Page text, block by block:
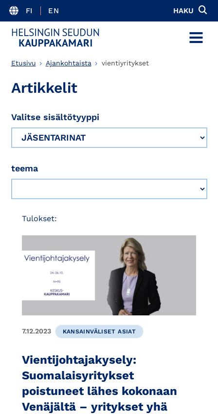
FI EN HAKU
MENU
Etusivu Ajankohtaista vientiyritykset
Artikkelit
Valitse sisältötyyppi
teema
Tulokset:
7.12.2023 KANSAINVÄLISET ASIAT
Vientijohtajakysely:
Suomalaisyritykset
poistuneet lähes kokonaan
Venäjältä – yritykset yhä